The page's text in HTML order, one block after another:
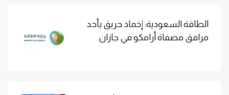
الطاقة السعودية: إخماد حريق بأحد
مرافق مصفاة أرامكو في جازان